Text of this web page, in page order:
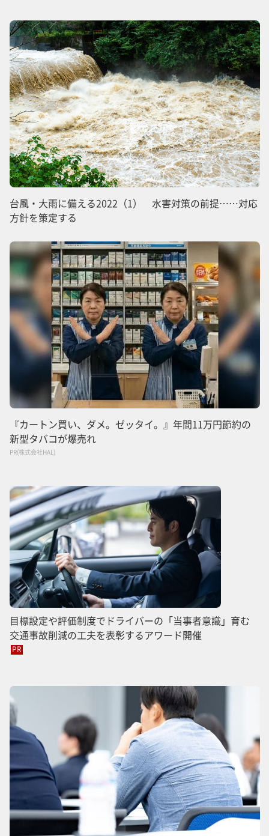
台風・大雨に備える2022（1） 水害対策の前提……対応
方針を策定する
『カートン買い、ダメ。ゼッタイ。』年間11万円節約の
新型タバコが爆売れ
PR(株式会社HAL)
目標設定や評価制度でドライバーの「当事者意識」育む
交通事故削減の工夫を表彰するアワード開催
PR